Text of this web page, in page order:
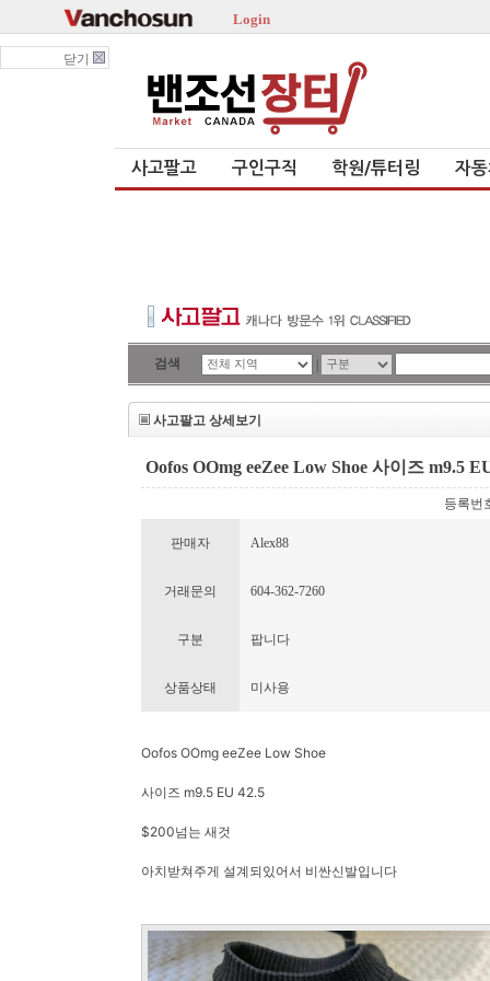
Login
닫기
사고팔고 구인구직 학원/튜터링 자
검색 |
사고팔고 상세보기
Oofos OOmg eeZee Low Shoe 사이즈 m9.5
등록번
판매자 Alex88
거래문의 604-362-7260
구분 팝니다
상품상태 미사용
Oofos OOmg eeZee Low Shoe
사이즈 m9.5 EU 42.5
$200넘는 새것
아치받쳐주게 설계되있어서 비싼신발입니다